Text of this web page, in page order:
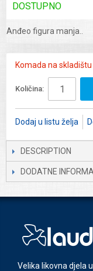
DOSTUPNO
Anđeo figura manja..
Komada na skladištu
Količina:
Dodaj u listu želja
DESCRIPTION
DODATNE
Velika likovna djela